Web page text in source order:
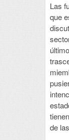
Las
que
de